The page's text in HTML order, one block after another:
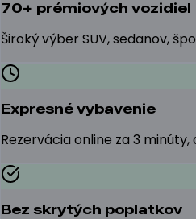
70+ prémiových vozidiel
Široký výber SUV, sedanov,
Expresné vybavenie
Rezervácia online za 3
Bez skrytých poplatkov